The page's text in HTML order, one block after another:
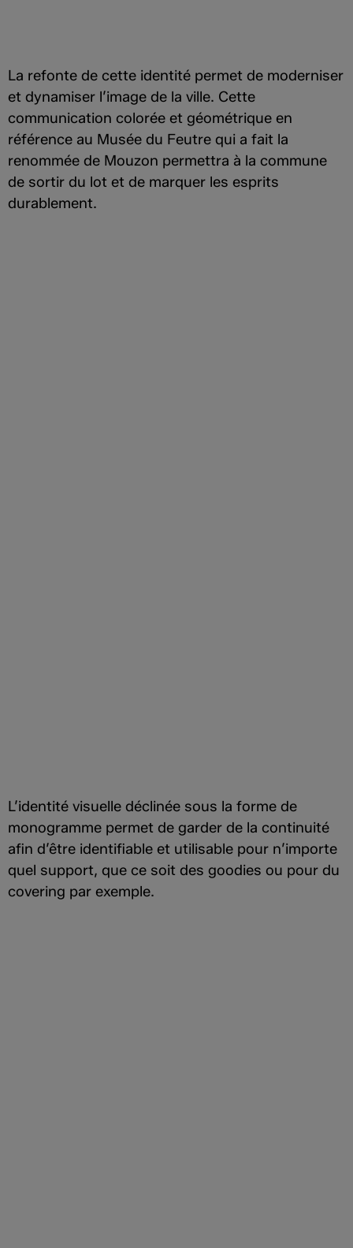
La refonte de cette identité permet de moderniser
et dynamiser l’image de la ville. Cette
communication colorée et géométrique en
référence au Musée du Feutre qui a fait la
renommée de Mouzon permettra à la commune
de sortir du lot et de marquer les esprits
durablement.
L’identité visuelle déclinée sous la forme de
monogramme permet de garder de la continuité
afin d’être identifiable et utilisable pour n’importe
quel support, que ce soit des goodies ou pour du
covering par exemple.